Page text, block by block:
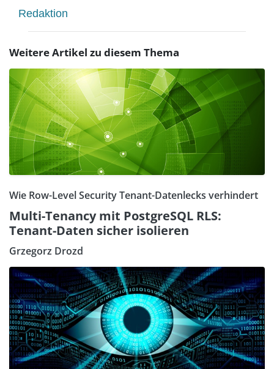
Redaktion
Weitere Artikel zu diesem Thema
Wie Row-Level Security Tenant-Datenlecks verhindert
Multi-Tenancy mit PostgreSQL RLS:
Tenant-Daten sicher isolieren
Grzegorz Drozd